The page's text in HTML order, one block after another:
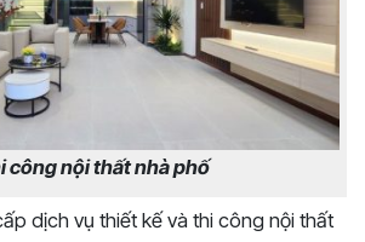
công nội thất nhà phố
dịch vụ thiết kế và thi công nội thất